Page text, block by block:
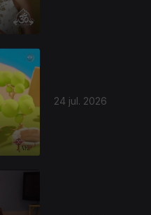
24 jul. 2026